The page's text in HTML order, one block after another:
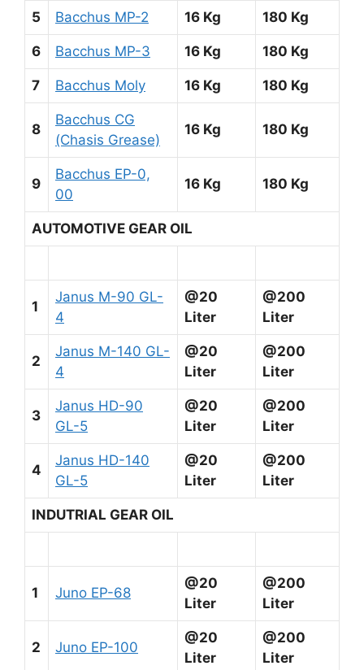
5 Bacchus MP-2 16 Kg 180 Kg
6 Bacchus MP-3 16 Kg 180 Kg
7 Bacchus Moly 16 Kg 180 Kg
8
Bacchus CG
(Chasis Grease)
16 Kg 180 Kg
9
Bacchus EP-0,
00
16 Kg 180 Kg
AUTOMOTIVE GEAR OIL
1
Janus M-90 GL-
4
@20
Liter
@200
Liter
2
Janus M-140 GL-
4
@20
Liter
@200
Liter
3
Janus HD-90
GL-5
@20
Liter
@200
Liter
4
Janus HD-140
GL-5
@20
Liter
@200
Liter
INDUTRIAL GEAR OIL
1 Juno EP-68
@20
Liter
@200
Liter
2 Juno EP-100
@20
Liter
@200
Liter